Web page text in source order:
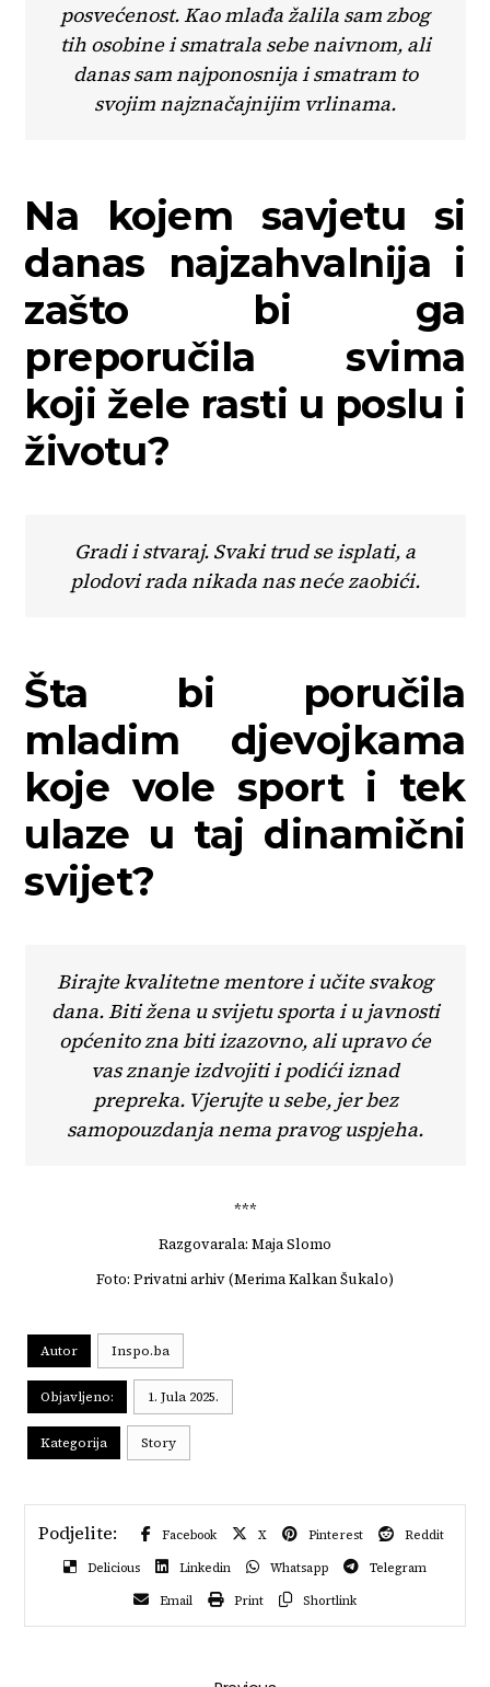
posvećenost. Kao mlađa žalila sam zbog
tih osobine i smatrala sebe naivnom, ali
danas sam najponosnija i smatram to
svojim najznačajnijim vrlinama.
Na kojem savjetu si
danas najzahvalnija i
zašto bi ga
preporučila svima
koji žele rasti u poslu i
životu?
Gradi i stvaraj. Svaki trud se isplati, a
plodovi rada nikada nas neće zaobići.
Šta bi poručila
mladim djevojkama
koje vole sport i tek
ulaze u taj dinamični
svijet?
Birajte kvalitetne mentore i učite svakog
dana. Biti žena u svijetu sporta i u javnosti
općenito zna biti izazovno, ali upravo će
vas znanje izdvojiti i podići iznad
prepreka. Vjerujte u sebe, jer bez
samopouzdanja nema pravog uspjeha.
***
Razgovarala: Maja Slomo
Foto: Privatni arhiv (Merima Kalkan Šukalo)
Autor Inspo.ba
Objavljeno: 1. Jula 2025.
Kategorija Story
Facebook X Pinterest
Reddit
Delicious
Linkedin Whatsapp
Telegram
Email
Print Shortlink